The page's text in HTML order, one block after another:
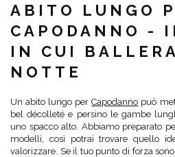
ABITO LUNGO
CAPODANNO -
IN CUI
NOTTE
Un abito lungo perCapodanno può
bel décolleté e persino le gambe
uno spacco alto. Abbiamo preparato
modelli, così potrai trovare quello
valorizzare. Se il tuo punto di forza